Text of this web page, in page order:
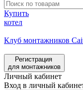
Купить
котел
Клуб монтажников
Регистрация
для монтажников
Личный кабинет
Вход в личный